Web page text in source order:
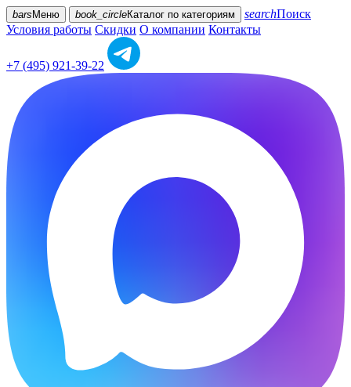
bars Меню book_circleКаталог по категориям searchПоиск
Условия работы Скидки О компании Контакты
+7 (495) 921-39-22